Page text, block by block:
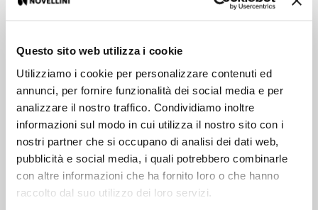
Questo sito web utilizza i cookie
Utilizziamo i cookie per personalizzare contenuti ed
annunci, per fornire funzionalità dei social media e per
analizzare il nostro traffico. Condividiamo inoltre
informazioni sul modo in cui utilizza il nostro sito con i
nostri partner che si occupano di analisi dei dati web,
pubblicità e social media, i quali potrebbero combinarle
con altre informazioni che ha fornito loro o che hanno
raccolto dal suo utilizzo dei loro servizi.
Glas:Transparent
Farben Wanne:Weiß , Weiß Matt
Abmessungen
90x90 cm
Einstiegsbreite:48 cm
Höhe :209,5 - 236,5 cm
Glasdicke:6 mm
Diese komfortablen, funktionalen und individuell anpassbaren
Designlösungen vereinen höchste ästhetische Ansprüche mit dem
multifunktionalen und multisensorischen Aspekt, um Ihrem Wunsch